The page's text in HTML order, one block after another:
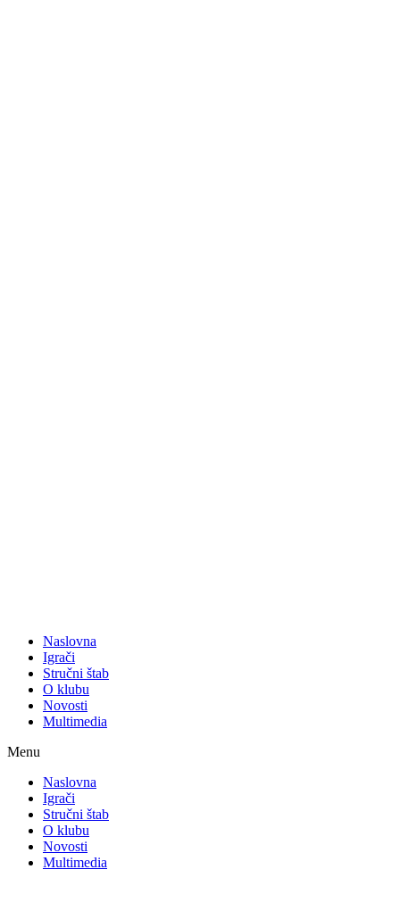
Naslovna
Igrači
Stručni štab
O klubu
Novosti
Multimedia
Menu
Naslovna
Igrači
Stručni štab
O klubu
Novosti
Multimedia